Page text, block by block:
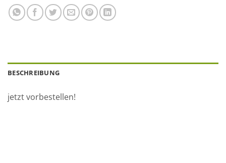
BESCHREIBUNG
jetzt vorbestellen!